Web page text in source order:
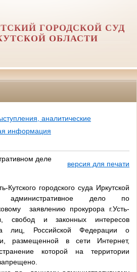
ГОРОДСКОЙ СУД
ОБЛАСТИ
аналитические
информация
деле
версия для печати
городского суда Иркутской
административное дело по
заявлению прокурора г.Усть-
свобод и законных интересов
лиц, Российской Федерации о
размещенной в сети Интернет,
которой на территории